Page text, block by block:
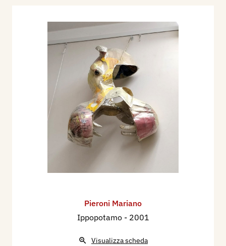
Pieroni Mariano
Ippopotamo - 2001
Visualizza scheda